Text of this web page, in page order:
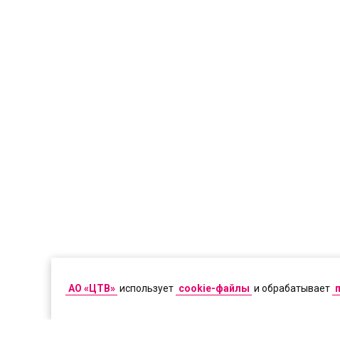
АО «ЦТВ» использует cookie-файлы и обрабатывает